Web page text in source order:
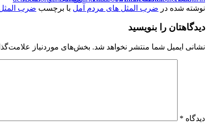
نوشته شده در ضرب المثل های مردم آمل با برچسب ضرب
دیدگاهتان را بنویسید
نشانی ایمیل شما منتشر نخواهد شد. بخش‌های موردنیاز
دیدگاه *